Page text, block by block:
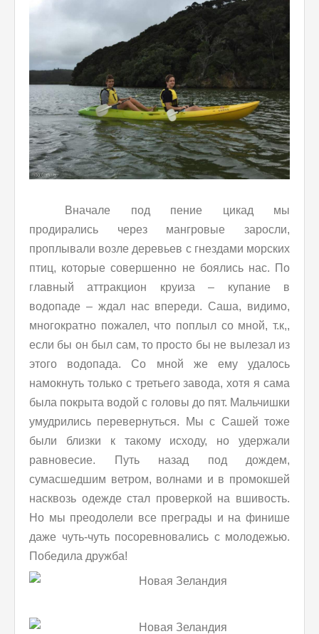
Вначале под пение цикад мы
продирались через мангровые заросли,
проплывали возле деревьев с гнездами морских
птиц, которые совершенно не боялись нас. По
главный аттракцион круиза – купание в
водопаде – ждал нас впереди. Саша, видимо,
многократно пожалел, что поплыл со мной, т.к,,
если бы он был сам, то просто бы не вылезал из
этого водопада. Со мной же ему удалось
намокнуть только с третьего завода, хотя я сама
была покрыта водой с головы до пят. Мальчишки
умудрились перевернуться. Мы с Сашей тоже
были близки к такому исходу, но удержали
равновесие. Путь назад под дождем,
сумасшедшим ветром, волнами и в промокшей
насквозь одежде стал проверкой на вшивость.
Но мы преодолели все преграды и на финише
даже чуть-чуть посоревновались с молодежью.
Победила дружба!